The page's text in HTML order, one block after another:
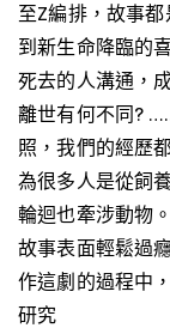
至Z編排，故事
到新生命降臨的
死去的人溝通，
離世有何不同?
照，我們的經歷
為很多人是從飼
輪迴也牽涉動物。
故事表面輕鬆過
作這劇的過程中
研究